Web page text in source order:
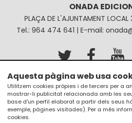
ONADA
PLAÇA DE L'AJUNTAMENT LOCAL
Tel.: 964 474 641 | E-mail:
Avís legal
Política
Política de galetes
Aquesta pàgina web usa
Utilitzem cookies pròpies i de tercers per a
mostrar-li publicitat relacionada amb les
base d'un perfil elaborat a partir dels seus
exemple, pàgines visitades). Per a més
cookies.